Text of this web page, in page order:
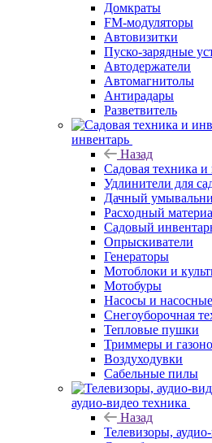
Домкраты
FM-модуляторы
Автовизитки
Пуско-зарядные
Автодержатели
Автомагнитолы
Антирадары
Разветвитель
инвентарь
Назад
Садовая техника и
Удлинители для
Дачный
Расходный
Садовый
Опрыскиватели
Генераторы
Мотоблоки и
Мотобуры
Насосы и
Снегоуборочная
Тепловые пушки
Триммеры и
Воздуходувки
Сабельные пилы
аудио-видео техника
Назад
Телевизоры,